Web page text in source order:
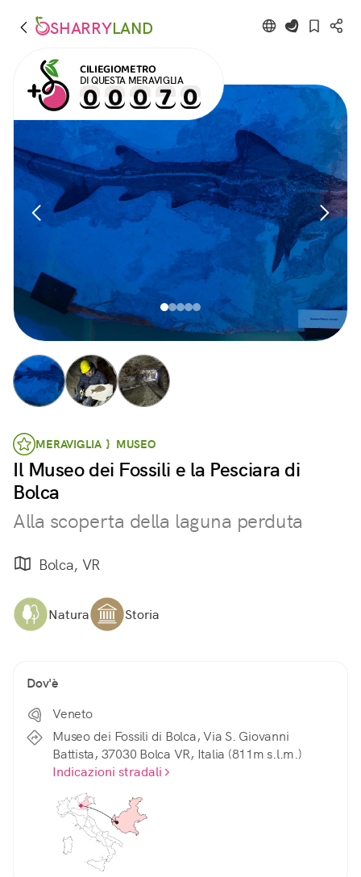
SHARRYLAND
CILIEGIOMETRO
DI QUESTA MERAVIGLIA
MERAVIGLIA } MUSEO
Il Museo dei Fossili e la Pesciara di
Bolca
Alla scoperta della laguna perduta
Bolca, VR
Natura Storia
Dov'è
Veneto
Museo dei Fossili di Bolca, Via S. Giovanni
Battista, 37030 Bolca VR, Italia (811m s.l.m.)
Indicazioni stradali